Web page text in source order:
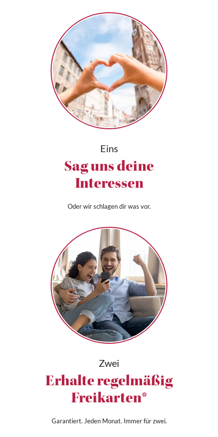
Eins
Sag uns deine
Interessen
Oder wir schlagen dir was vor.
Zwei
Erhalte regelmäßig
Freikarten*
Garantiert. Jeden Monat. Immer für zwei.